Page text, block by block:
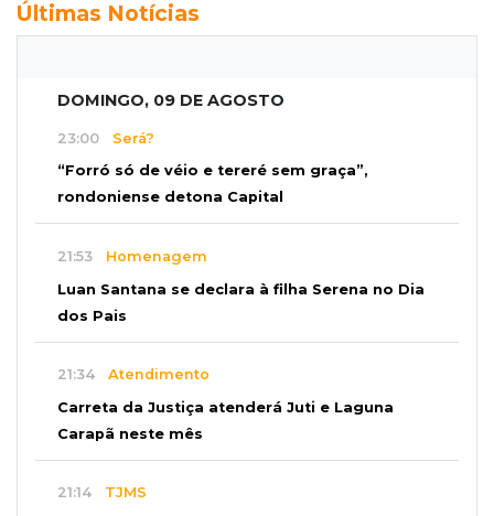
Últimas Notícias
DOMINGO, 09 DE AGOSTO
23:00 Será?
“Forró só de véio e tereré sem graça”,
rondoniense detona Capital
21:53 Homenagem
Luan Santana se declara à filha Serena no Dia
dos Pais
21:34 Atendimento
Carreta da Justiça atenderá Juti e Laguna
Carapã neste mês
21:14 TJMS